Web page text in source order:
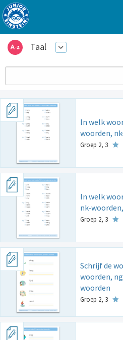
Taal
In welk
woorden,
Groep 2, 3
In welk
nk-
Groep 2, 3
Schrijf de
woorden,
woorden
Groep 2, 3